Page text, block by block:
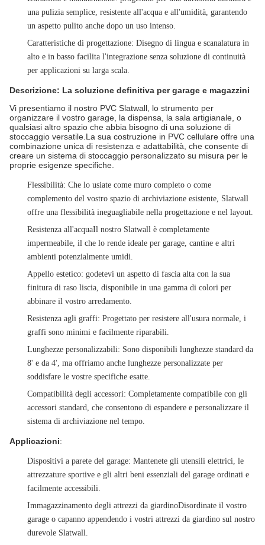
una pulizia semplice, resistente all'acqua e all'umidità, garantendo
un aspetto pulito anche dopo un uso intenso.
Caratteristiche di progettazione: Disegno di lingua e scanalatura in
alto e in basso facilita l'integrazione senza soluzione di continuità
per applicazioni su larga scala.
Descrizione: La soluzione definitiva per garage e magazzini
Vi presentiamo il nostro PVC Slatwall, lo strumento per
organizzare il vostro garage, la dispensa, la sala artigianale, o
qualsiasi altro spazio che abbia bisogno di una soluzione di
stoccaggio versatile.La sua costruzione in PVC cellulare offre una
combinazione unica di resistenza e adattabilità, che consente di
creare un sistema di stoccaggio personalizzato su misura per le
proprie esigenze specifiche.
Flessibilità: Che lo usiate come muro completo o come
complemento del vostro spazio di archiviazione esistente, Slatwall
offre una flessibilità ineguagliabile nella progettazione e nel layout.
Resistenza all'acquaIl nostro Slatwall è completamente
impermeabile, il che lo rende ideale per garage, cantine e altri
ambienti potenzialmente umidi.
Appello estetico: godetevi un aspetto di fascia alta con la sua
finitura di raso liscia, disponibile in una gamma di colori per
abbinare il vostro arredamento.
Resistenza agli graffi: Progettato per resistere all'usura normale, i
graffi sono minimi e facilmente riparabili.
Lunghezze personalizzabili: Sono disponibili lunghezze standard da
8' e da 4', ma offriamo anche lunghezze personalizzate per
soddisfare le vostre specifiche esatte.
Compatibilità degli accessori: Completamente compatibile con gli
accessori standard, che consentono di espandere e personalizzare il
sistema di archiviazione nel tempo.
Applicazioni:
Dispositivi a parete del garage: Mantenete gli utensili elettrici, le
attrezzature sportive e gli altri beni essenziali del garage ordinati e
facilmente accessibili.
Immagazzinamento degli attrezzi da giardinoDisordinate il vostro
garage o capanno appendendo i vostri attrezzi da giardino sul nostro
durevole Slatwall.